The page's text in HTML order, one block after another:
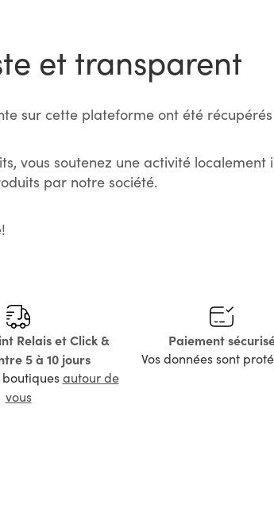
et transparent
sur cette plateforme ont été
vous soutenez une activité
par notre société.
Relais et Click &
5 à 10 jours
autour de
vous
Paiement
Vos données sont